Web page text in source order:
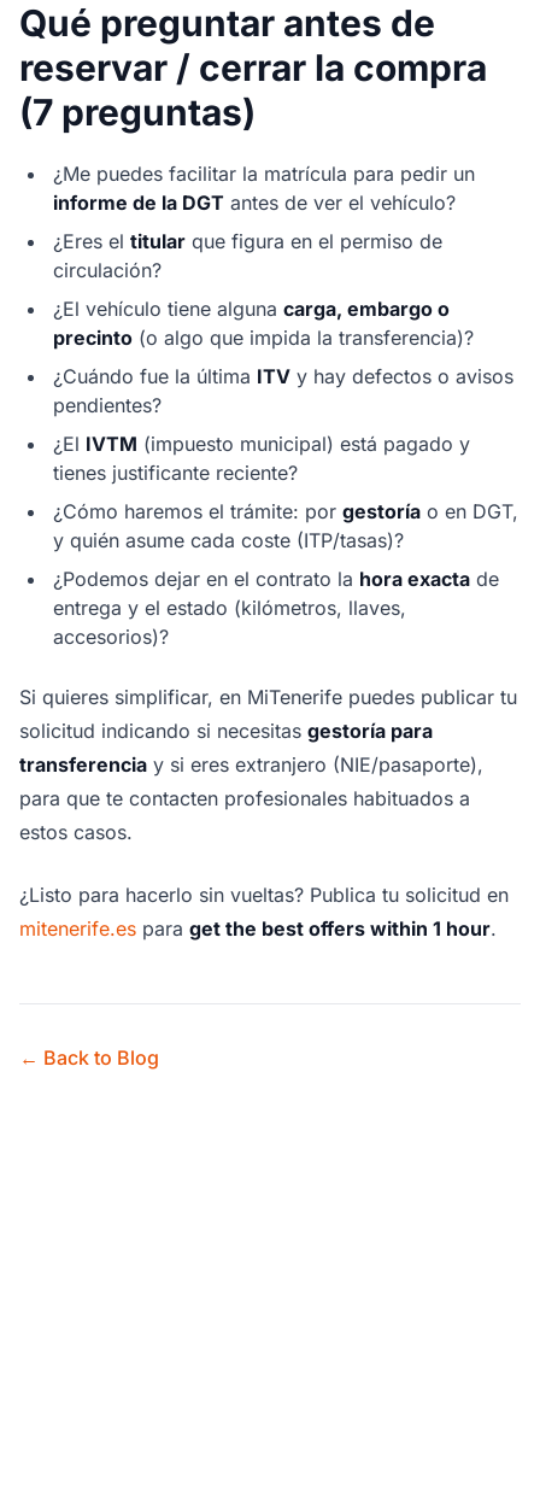
Qué preguntar antes de
reservar / cerrar la compra
(7 preguntas)
¿Me puedes facilitar la matrícula para pedir un
informe de la DGT antes de ver el vehículo?
¿Eres el titular que figura en el permiso de
circulación?
¿El vehículo tiene alguna carga, embargo o
precinto (o algo que impida la transferencia)?
¿Cuándo fue la última ITV y hay defectos o avisos
pendientes?
¿El IVTM (impuesto municipal) está pagado y
tienes justificante reciente?
¿Cómo haremos el trámite: por gestoría o en DGT,
y quién asume cada coste (ITP/tasas)?
¿Podemos dejar en el contrato la hora exacta de
entrega y el estado (kilómetros, llaves,
accesorios)?
Si quieres simplificar, en MiTenerife puedes publicar tu
solicitud indicando si necesitas gestoría para
transferencia y si eres extranjero (NIE/pasaporte),
para que te contacten profesionales habituados a
estos casos.
¿Listo para hacerlo sin vueltas? Publica tu solicitud en
mitenerife.es para get the best offers within 1 hour.
← Back to Blog